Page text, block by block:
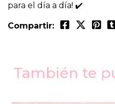
para el día a día! ✔️
Compartir:
También te